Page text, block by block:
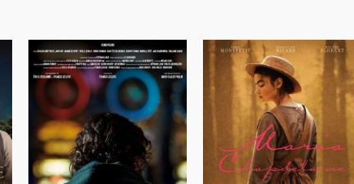
Mémoires affectives